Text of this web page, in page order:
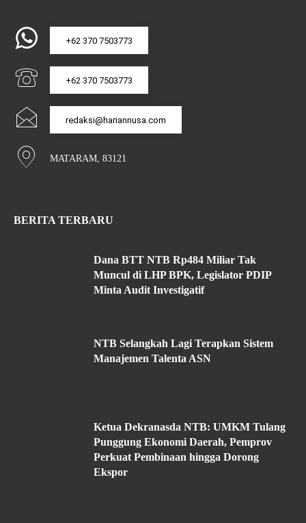
+62 370 7503773
+62 370 7503773
redaksi@hariannusa.com
MATARAM, 83121
BERITA TERBARU
Dana BTT NTB Rp484 Miliar Tak
Muncul di LHP BPK, Legislator PDIP
Minta Audit Investigatif
NTB Selangkah Lagi Terapkan Sistem
Manajemen Talenta ASN
Ketua Dekranasda NTB: UMKM Tulang
Punggung Ekonomi Daerah, Pemprov
Perkuat Pembinaan hingga Dorong
Ekspor